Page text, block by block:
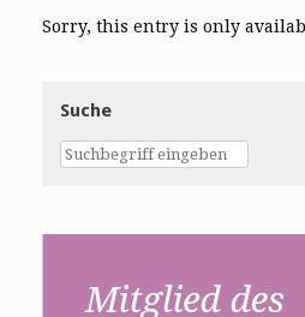
Sorry, this entry is only
Suche